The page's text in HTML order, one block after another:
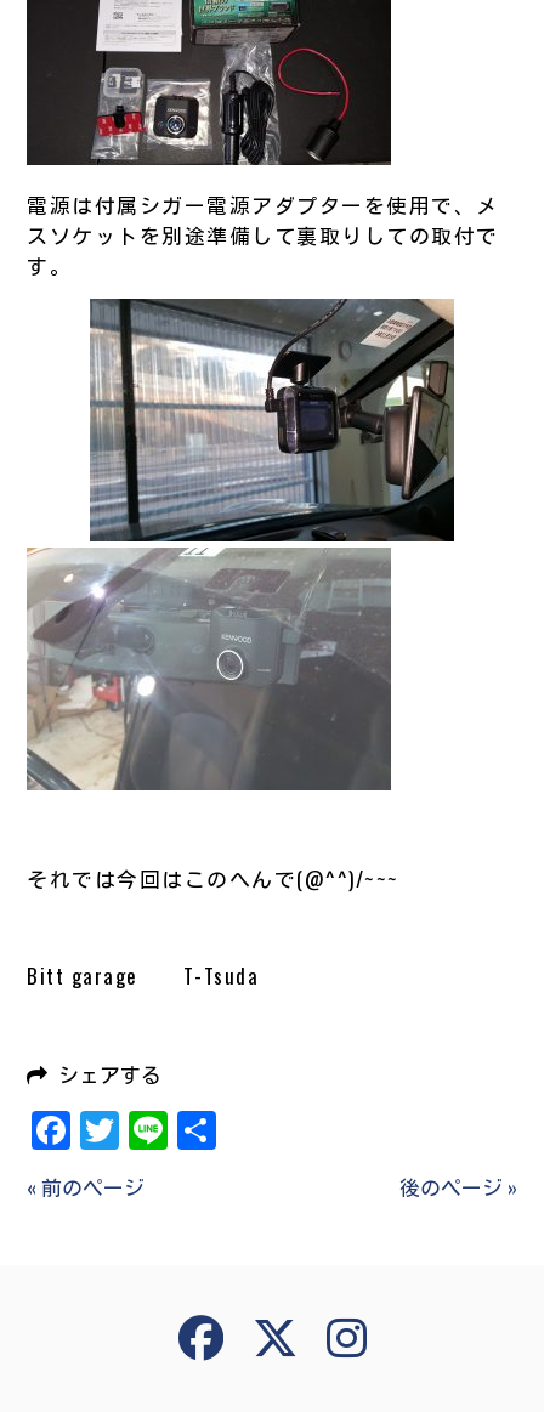
電源は付属シガー電源アダプターを使用で、メ
スソケットを別途準備して裏取りしての取付で
す。
それでは今回はこのへんで(@^^)/~~~
Bitt garage T-Tsuda
シェアする
Facebook
Twitter
Line
« 前のページ 後のページ »